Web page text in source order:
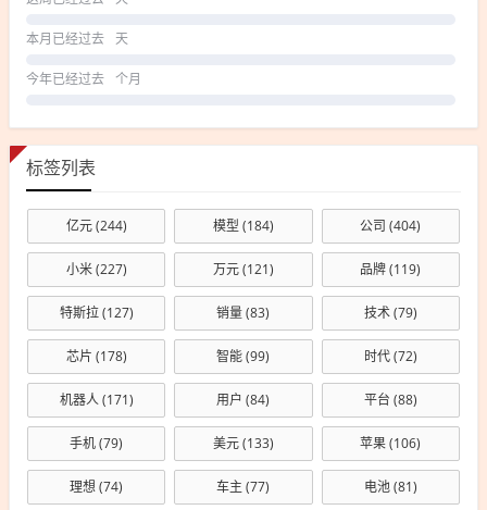
本月已经过去 天
今年已经过去 个月
标签列表
亿元(244) 模型 (184) 公司 (404)
小米(227) 万元(121) 品牌(119)
特斯拉(127) 销量(83) 技术(79)
芯片 (178) 智能(99) 时代(72)
机器人(171) 用户 (84) 平台 (88)
手机(79) 美元(133) 苹果(106)
理想(74) 车主 (77) 电池(81)